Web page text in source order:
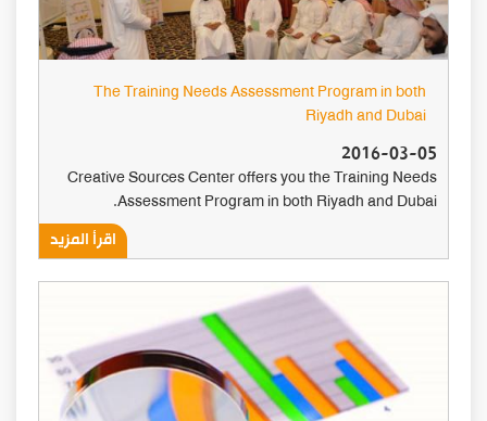
The Training Needs Assessment Program in both
Riyadh and Dubai
2016-03-05
Creative Sources Center offers you the Training Needs
Assessment Program in both Riyadh and Dubai.
اقرأ المزيد